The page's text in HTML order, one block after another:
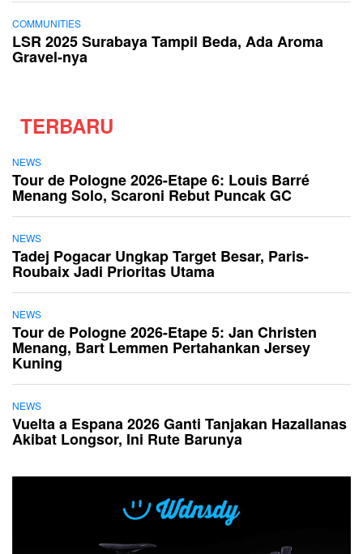
COMMUNITIES
LSR 2025 Surabaya Tampil Beda, Ada Aroma
Gravel-nya
TERBARU
NEWS
Tour de Pologne 2026-Etape 6: Louis Barré
Menang Solo, Scaroni Rebut Puncak GC
NEWS
Tadej Pogacar Ungkap Target Besar, Paris-
Roubaix Jadi Prioritas Utama
NEWS
Tour de Pologne 2026-Etape 5: Jan Christen
Menang, Bart Lemmen Pertahankan Jersey
Kuning
NEWS
Vuelta a Espana 2026 Ganti Tanjakan Hazallanas
Akibat Longsor, Ini Rute Barunya